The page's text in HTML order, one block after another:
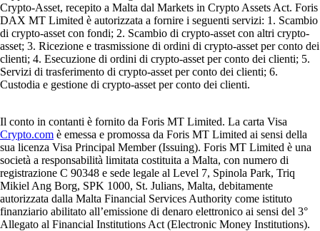
Crypto-Asset, recepito a Malta dal Markets in Crypto Assets Act. Foris
DAX MT Limited è autorizzata a fornire i seguenti servizi: 1. Scambio
di crypto-asset con fondi; 2. Scambio di crypto-asset con altri crypto-
asset; 3. Ricezione e trasmissione di ordini di crypto-asset per conto dei
clienti; 4. Esecuzione di ordini di crypto-asset per conto dei clienti; 5.
Servizi di trasferimento di crypto-asset per conto dei clienti; 6.
Custodia e gestione di crypto-asset per conto dei clienti.
Il conto in contanti è fornito da Foris MT Limited. La carta Visa
Crypto.com è emessa e promossa da Foris MT Limited ai sensi della
sua licenza Visa Principal Member (Issuing). Foris MT Limited è una
società a responsabilità limitata costituita a Malta, con numero di
registrazione C 90348 e sede legale al Level 7, Spinola Park, Triq
Mikiel Ang Borg, SPK 1000, St. Julians, Malta, debitamente
autorizzata dalla Malta Financial Services Authority come istituto
finanziario abilitato all’emissione di denaro elettronico ai sensi del 3°
Allegato al Financial Institutions Act (Electronic Money Institutions).